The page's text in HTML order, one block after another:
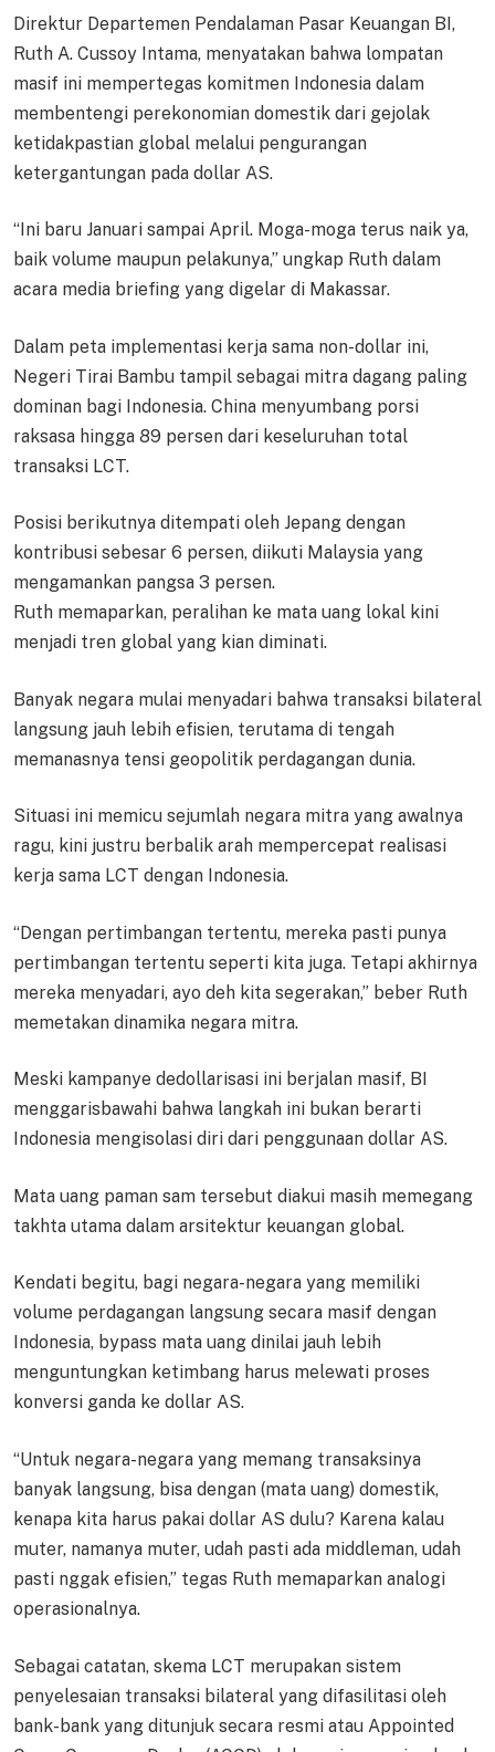
Direktur Departemen Pendalaman Pasar Keuangan BI,
Ruth A. Cussoy Intama, menyatakan bahwa lompatan
masif ini mempertegas komitmen Indonesia dalam
membentengi perekonomian domestik dari gejolak
ketidakpastian global melalui pengurangan
ketergantungan pada dollar AS.
“Ini baru Januari sampai April. Moga-moga terus naik ya,
baik volume maupun pelakunya,” ungkap Ruth dalam
acara media briefing yang digelar di Makassar.
Dalam peta implementasi kerja sama non-dollar ini,
Negeri Tirai Bambu tampil sebagai mitra dagang paling
dominan bagi Indonesia. China menyumbang porsi
raksasa hingga 89 persen dari keseluruhan total
transaksi LCT.
Posisi berikutnya ditempati oleh Jepang dengan
kontribusi sebesar 6 persen, diikuti Malaysia yang
mengamankan pangsa 3 persen.
Ruth memaparkan, peralihan ke mata uang lokal kini
menjadi tren global yang kian diminati.
Banyak negara mulai menyadari bahwa transaksi bilateral
langsung jauh lebih efisien, terutama di tengah
memanasnya tensi geopolitik perdagangan dunia.
Situasi ini memicu sejumlah negara mitra yang awalnya
ragu, kini justru berbalik arah mempercepat realisasi
kerja sama LCT dengan Indonesia.
“Dengan pertimbangan tertentu, mereka pasti punya
pertimbangan tertentu seperti kita juga. Tetapi akhirnya
mereka menyadari, ayo deh kita segerakan,” beber Ruth
memetakan dinamika negara mitra.
Meski kampanye dedollarisasi ini berjalan masif, BI
menggarisbawahi bahwa langkah ini bukan berarti
Indonesia mengisolasi diri dari penggunaan dollar AS.
Mata uang paman sam tersebut diakui masih memegang
takhta utama dalam arsitektur keuangan global.
Kendati begitu, bagi negara-negara yang memiliki
volume perdagangan langsung secara masif dengan
Indonesia, bypass mata uang dinilai jauh lebih
menguntungkan ketimbang harus melewati proses
konversi ganda ke dollar AS.
“Untuk negara-negara yang memang transaksinya
banyak langsung, bisa dengan (mata uang) domestik,
kenapa kita harus pakai dollar AS dulu? Karena kalau
muter, namanya muter, udah pasti ada middleman, udah
pasti nggak efisien,” tegas Ruth memaparkan analogi
operasionalnya.
Sebagai catatan, skema LCT merupakan sistem
penyelesaian transaksi bilateral yang difasilitasi oleh
bank-bank yang ditunjuk secara resmi atau Appointed